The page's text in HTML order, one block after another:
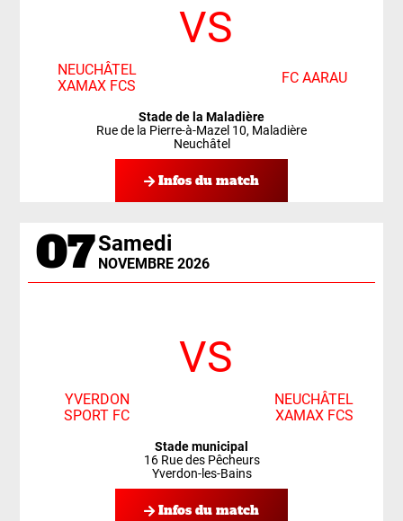
NEUCHÂTEL
XAMAX FCS
VS
FC AARAU
Stade de la Maladière
Rue de la Pierre-à-Mazel 10, Maladière
Neuchâtel
Infos du match
07Samedi
NOVEMBRE 2026
YVERDON
SPORT FC
VS
NEUCHÂTEL
XAMAX FCS
Stade municipal
16 Rue des Pêcheurs
Yverdon-les-Bains
Infos du match